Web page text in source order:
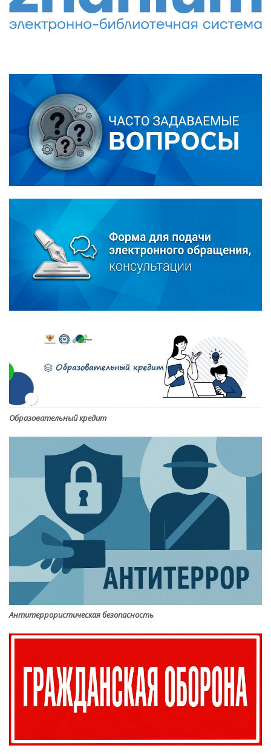
Образовательный кредит
Антитеррористическая безопасность